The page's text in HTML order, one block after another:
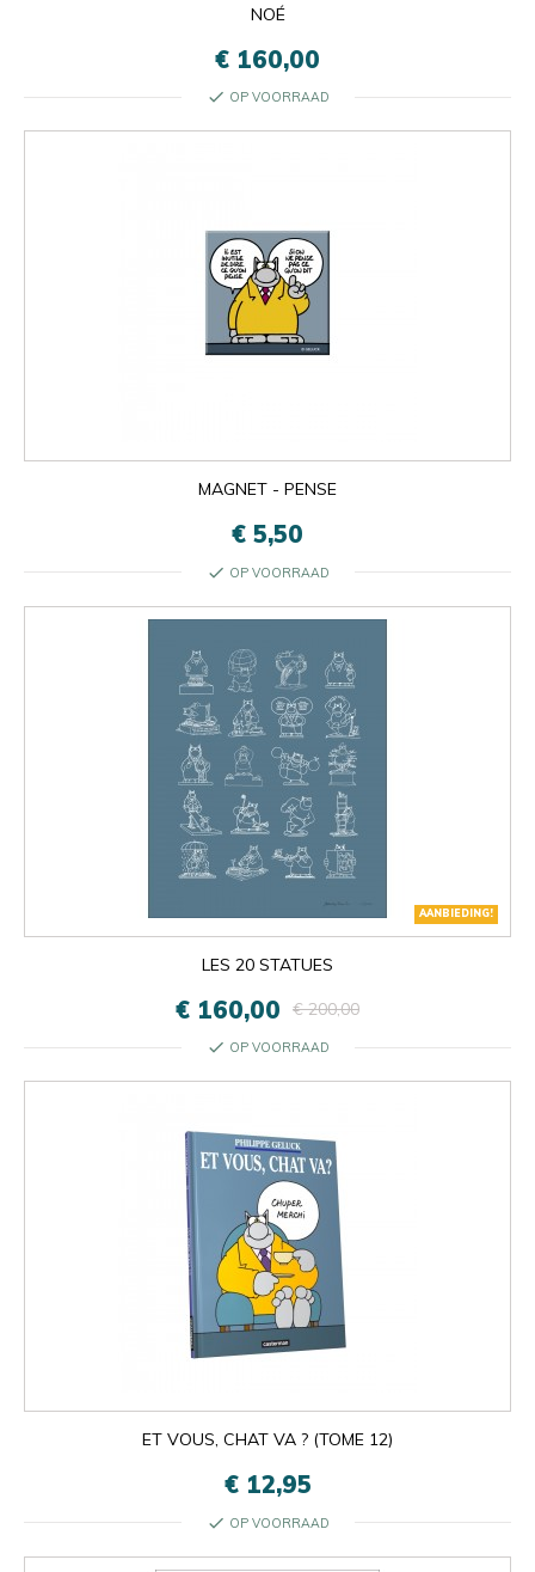
NOÉ
€ 160,00
check OP VOORRAAD
MAGNET - PENSE
€ 5,50
check OP VOORRAAD
AANBIEDING!
LES 20 STATUES
€ 160,00 € 200,00
check OP VOORRAAD
ET VOUS, CHAT VA ? (TOME 12)
€ 12,95
check OP VOORRAAD